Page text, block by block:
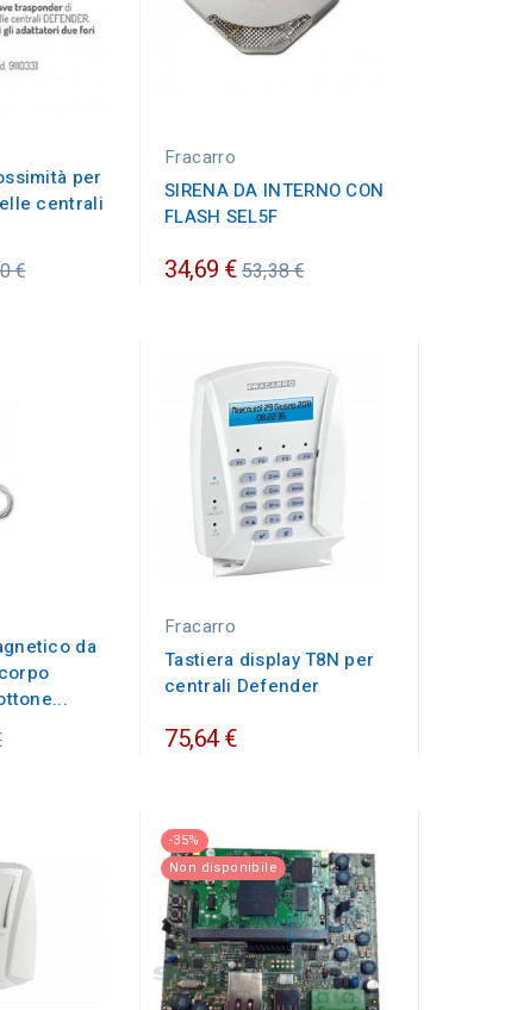
per
centrali
€
Fracarro
SIRENA DA INTERNO CON
FLASH SEL5F
34,69 €Prezzo
53,38 €
da
Fracarro
Tastiera display T8N per
centrali Defender
75,64 €
-35%
Non disponibile